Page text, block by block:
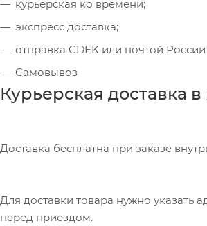
курьерская ко времени;
экспресс доставка;
отправка CDEK или почтой
Самовывоз
Курьерская доставка
Доставка бесплатна при заказе
Для доставки товара нужно указать
перед приездом.